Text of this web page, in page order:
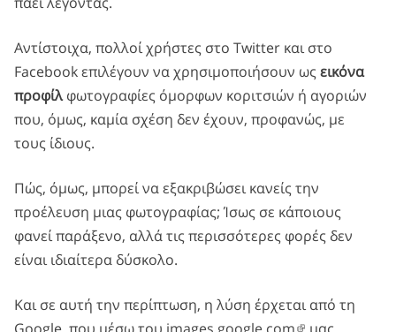
Αντίστοιχα, πολλοί χρήστες στο Twitter και στο
Facebook επιλέγουν να χρησιμοποιήσουν ως εικόνα
προφίλφωτογραφίες όμορφων κοριτσιών ή αγοριών
που, όμως, καμία σχέση δεν έχουν, προφανώς, με
τους ίδιους.
Πώς, όμως, μπορεί να εξακριβώσει κανείς την
προέλευση μιας φωτογραφίας; Ίσως σε κάποιους
φανεί παράξενο, αλλά τις περισσότερες φορές δεν
είναι ιδιαίτερα δύσκολο.
Και σε αυτή την περίπτωση, η λύση έρχεται από τη
Google, που μέσω του images.google.com
μας